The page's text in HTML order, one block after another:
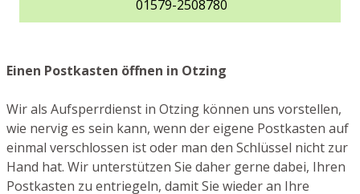
01579-2508780
Einen Postkasten öffnen in Otzing
Wir als Aufsperrdienst in Otzing können uns vorstellen,
wie nervig es sein kann, wenn der eigene Postkasten auf
einmal verschlossen ist oder man den Schlüssel nicht zur
Hand hat. Wir unterstützen Sie daher gerne dabei, Ihren
Postkasten zu entriegeln, damit Sie wieder an Ihre